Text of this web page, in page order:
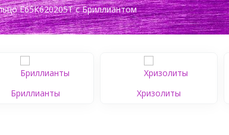
Е65К620205Т c Бриллиантом
Бриллианты Хризолиты